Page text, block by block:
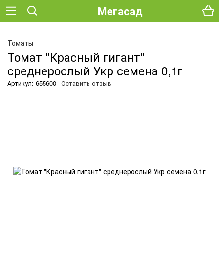
Томаты
Томат "Красный гигант"
среднерослый Укр семена 0,1г
Артикул: 655600 Оставить отзыв
Мегасад